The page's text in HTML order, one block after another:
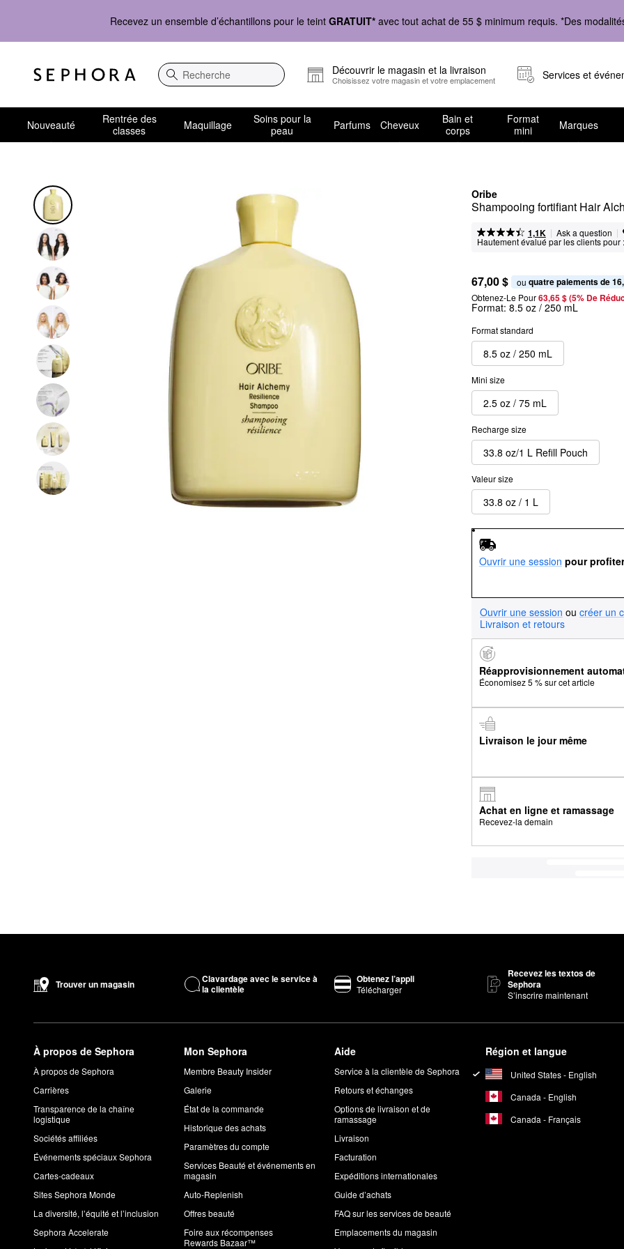
Recevez un ensemble d’échantillons pour le teint GRATUIT* avec tout achat de 55 $ minimum requis. *Des
Recherche
Découvrir le magasin et la livraison
Choisissez votre magasin et votre emplacement Services et
Nouveauté
Rentrée des
classes
Maquillage
Soins pour la
peau
Parfums Cheveux
Bain et
corps
Format
mini
Marques
Oribe
Shampooing fortifiant Hair
1,1K | Ask a question |
Hautement évalué par les clients pour :
67,00 $ ou quatre paiements de
Obtenez-Le Pour63,65 $ (5% De
Format: 8.5 oz / 250 mL
Format standard
8.5 oz / 250 mL
Mini size
2.5 oz / 75 mL
Recharge size
33.8 oz/1 L Refill Pouch
Valeur size
33.8 oz / 1 L
Ouvrir une session pour
Ouvrir une session ou créer un
Livraison et retours
Réapprovisionnement
Économisez 5 % sur cet article
Livraison le jour même
Achat en ligne et ramassage
Recevez-la demain
Trouver un magasin
Clavardage avec le service à
la clientèle
Obtenez l’appli
Télécharger
Recevez les textos de
Sephora
S’inscrire maintenant
À propos de Sephora
À propos de Sephora
Carrières
Transparence de la chaîne
logistique
Sociétés affiliées
Événements spéciaux Sephora
Cartes-cadeaux
Sites Sephora Monde
La diversité, l’équité et l’inclusion
Sephora Accelerate
Mon Sephora
Membre Beauty Insider
Galerie
État de la commande
Historique des achats
Paramètres du compte
Services Beauté et événements en
magasin
Auto-Replenish
Offres beauté
Foire aux récompenses
Rewards Bazaar™
Aide
Service à la clientèle de Sephora
Retours et échanges
Options de livraison et de
ramassage
Livraison
Facturation
Expéditions internationales
Guide d’achats
FAQ sur les services de beauté
Emplacements du magasin
Région et langue
United States - English
Canada - English
Canada - Français